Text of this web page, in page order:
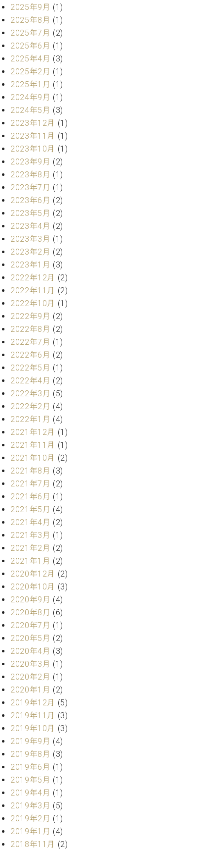
ヒ
シ
ュ
タ
イ
ン
コ
ン
サ
ー
グ
ラ
ン
ド
ピ
ア
ノ
C.
ベ
ヒ
シ
タ
イ
ン
コ
ン
サ
ー
ト
ア
ッ
プ
ラ
ト
ピ
ア
ノ
C.
ベ
ヒ
シ
ュ
タ
イ
レ
ジ
デ
ン
ス
ア
ッ
プ
ラ
イ
ト
ピ
ノ
C.
ベ
ヒ
シ
ュ
タ
イ
ン
ア
カ
デ
ミ
ュ
タ
イ
ン・
シ
レ
納
入
実
績
ホ
ル・
ス
タ
ジ
オ
納
入
績
音
楽
教
室
ご
愛
者
の
声
レ
ッ
ス
ン
ン
ト
代
理
店
主
イ
ベ
ン
ト
コ
ン
ク
ル
音
楽
教
室
タイ
ン・
ーレ
音楽
教室
ヒ
シ
ュ
イ
ン
・
セ
ン
ト
ラ
ム
京
店
長
ご
挨
拶
展
情
報
ホー
ル・
スタ
ジオ
レン
タル
ホー
ル・
スタ
ジオ
状況
動
画
収
録
ー
ビ
ス
音
楽
教
ピ
ア
ノ
の
コ
シ
ェ
ル
ジ
ュ
ア
セ
ス
セン
トラ
ム東
京の
ご案
お
問
せ
2025年9月 (1)
2025年8月 (1)
2025年7月 (2)
2025年6月 (1)
2025年4月 (3)
2025年2月 (1)
2025年1月 (1)
2024年9月 (1)
2024年5月 (3)
2023年12月 (1)
2023年11月 (1)
2023年10月 (1)
2023年9月 (2)
2023年8月 (1)
2023年7月 (1)
2023年6月 (2)
2023年5月 (2)
2023年4月 (2)
2023年3月 (1)
2023年2月 (2)
2023年1月 (3)
2022年12月 (2)
2022年11月 (2)
2022年10月 (1)
2022年9月 (2)
2022年8月 (2)
2022年7月 (1)
2022年6月 (2)
2022年5月 (1)
2022年4月 (2)
2022年3月 (5)
2022年2月 (4)
2022年1月 (4)
2021年12月 (1)
2021年11月 (1)
2021年10月 (2)
2021年8月 (3)
2021年7月 (2)
2021年6月 (1)
2021年5月 (4)
2021年4月 (2)
2021年3月 (1)
2021年2月 (2)
2021年1月 (2)
2020年12月 (2)
2020年10月 (3)
2020年9月 (4)
2020年8月 (6)
2020年7月 (1)
2020年5月 (2)
2020年4月 (3)
2020年3月 (1)
2020年2月 (1)
2020年1月 (2)
2019年12月 (5)
2019年11月 (3)
2019年10月 (3)
2019年9月 (4)
2019年8月 (3)
2019年6月 (1)
2019年5月 (1)
2019年4月 (1)
2019年3月 (5)
2019年2月 (1)
2019年1月 (4)
2018年11月 (2)